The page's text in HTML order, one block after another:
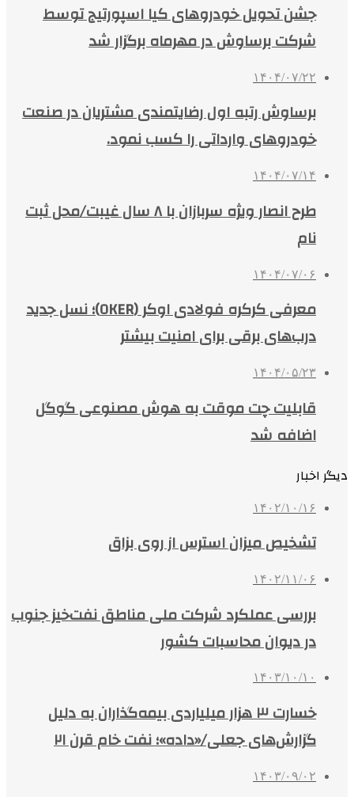
جشن تحویل خودروهای کیا اسپورتیج توسط
شرکت برساوش در مهرماه برگزار شد
۱۴۰۴/۰۷/۲۲
برساوش رتبه اول رضایتمندی مشتریان در صنعت
خودروهای وارداتی را کسب نمود.
۱۴۰۴/۰۷/۱۴
طرح انصار ویژه سربازان با ۸ سال غیبت/محل ثبت
نام
۱۴۰۴/۰۷/۰۶
معرفی کرکره فولادی اوکر (OKER)؛ نسل جدید
درب‌های برقی برای امنیت بیشتر
۱۴۰۴/۰۵/۲۳
قابلیت چت موقت به هوش مصنوعی گوگل
اضافه شد
دیگر اخبار
۱۴۰۲/۱۰/۱۶
تشخیص میزان استرس از روی بزاق
۱۴۰۲/۱۱/۰۶
بررسی عملکرد شرکت ملی مناطق نفت‌خیز جنوب
در دیوان محاسبات کشور
۱۴۰۳/۱۰/۱۰
خسارت ۳ هزار میلیاردی بیمه‌گذاران به دلیل
گزارش‌های جعلی/«داده»؛ نفت خام قرن ۲۱
۱۴۰۳/۰۹/۰۲